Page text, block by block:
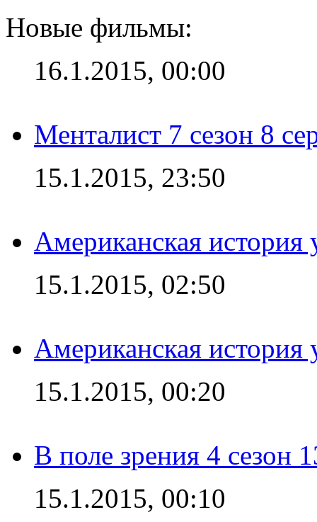
Новые фильмы:
16.1.2015, 00:00
Менталист 7 сезон 8
15.1.2015, 23:50
Американская история
15.1.2015, 02:50
Американская история
15.1.2015, 00:20
В поле зрения 4 сезон
15.1.2015, 00:10